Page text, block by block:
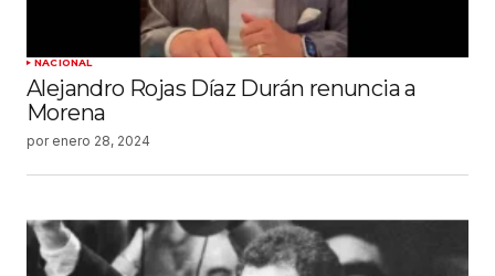
NACIONAL
Alejandro Rojas Díaz Durán renuncia a
Morena
por enero 28, 2024